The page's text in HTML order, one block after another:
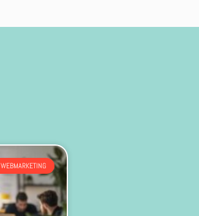
WEBMARKETING